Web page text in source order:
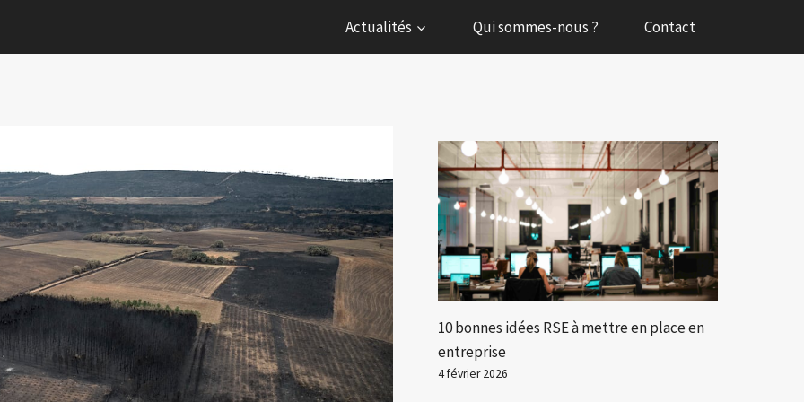
Actualités Qui sommes-nous ? Contact
10 bonnes idées RSE à mettre en place en
entreprise
4 février 2026